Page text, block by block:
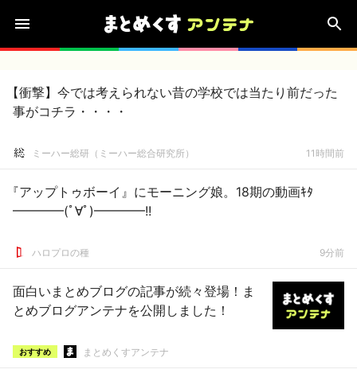
【衝撃】今では考えられない昔の学校では当たり前だった
事がコチラ・・・・
ミーハー総研（ミーハー総合研究所） 11時間前
『アップトゥボーイ』にモーニング娘。18期の動画ｷﾀ
━━━━(ﾟ∀ﾟ)━━━━!!
ハロプロの種 9分前
面白いまとめブログの記事が続々登場！ま
とめブログアンテナを公開しました！
おすすめ まとめくすアンテナ